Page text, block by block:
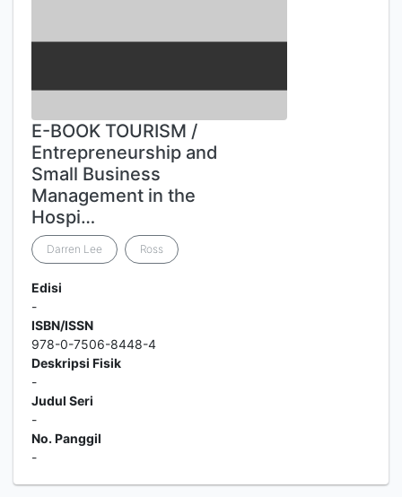
E-BOOK TOURISM /
Entrepreneurship and
Small Business
Management in the
Hospi…
Darren Lee Ross
Edisi
-
ISBN/ISSN
978-0-7506-8448-4
Deskripsi Fisik
-
Judul Seri
-
No. Panggil
-